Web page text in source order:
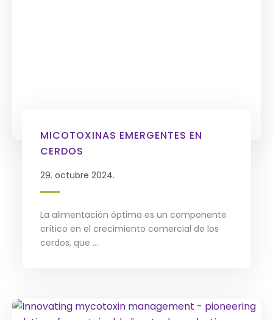
MICOTOXINAS EMERGENTES EN
CERDOS
29. octubre 2024.
La alimentación óptima es un componente
crítico en el crecimiento comercial de los
cerdos, que ...